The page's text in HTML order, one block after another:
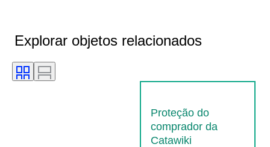
Explorar objetos relacionados
Proteção do
comprador da
Catawiki